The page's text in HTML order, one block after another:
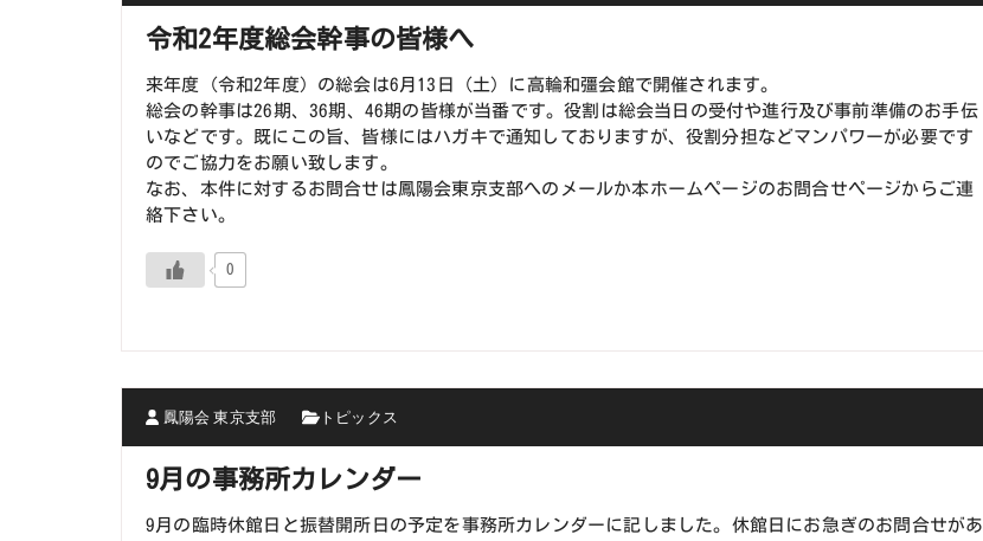
令和2年度総会幹事の皆様へ
来年度（令和2年度）の総会は6月13日（土）に高輪和彊会館で開催されます。
総会の幹事は26期、36期、46期の皆様が当番です。役割は総会当日の受付や進行及び事前準備のお手伝
いなどです。既にこの旨、皆様にはハガキで通知しておりますが、役割分担などマンパワーが必要です
のでご協力をお願い致します。
なお、本件に対するお問合せは鳳陽会東京支部へのメールか本ホームページのお問合せページからご連
絡下さい。
0
鳳陽会 東京支部 トピックス
9月の事務所カレンダー
9月の臨時休館日と振替開所日の予定を事務所カレンダーに記しました。休館日にお急ぎのお問合せがあ